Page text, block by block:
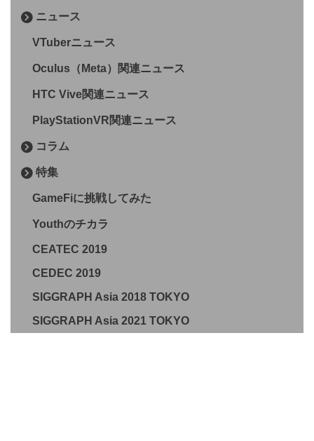
ニュース
VTuberニュース
Oculus（Meta）関連ニュース
HTC Vive関連ニュース
PlayStationVR関連ニュース
コラム
特集
GameFiに挑戦してみた
Youthのチカラ
CEATEC 2019
CEDEC 2019
SIGGRAPH Asia 2018 TOKYO
SIGGRAPH Asia 2021 TOKYO